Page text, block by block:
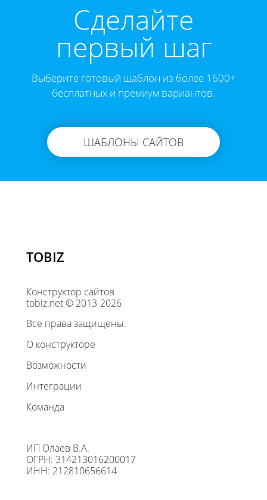
Cделайте
первый шаг
Выберите готовый шаблон из более 1600+
бесплатных и премиум вариантов.
ШАБЛОНЫ САЙТОВ
TOBIZ
Конструктор сайтов
tobiz.net © 2013-2026
Все права защищены.
О конструкторе
Возможности
Интеграции
Команда
ИП Олаев В.А.
ОГРН: 314213016200017
ИНН: 212810656614